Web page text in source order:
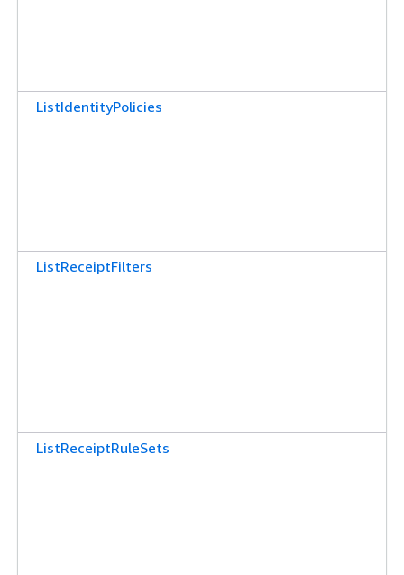
ListIdentityPolicies
ListReceiptFilters
ListReceiptRuleSets